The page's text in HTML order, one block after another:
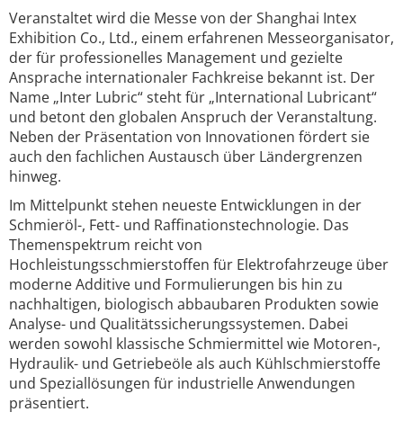
Veranstaltet wird die Messe von der Shanghai Intex
Exhibition Co., Ltd., einem erfahrenen Messeorganisator,
der für professionelles Management und gezielte
Ansprache internationaler Fachkreise bekannt ist. Der
Name „Inter Lubric“ steht für „International Lubricant“
und betont den globalen Anspruch der Veranstaltung.
Neben der Präsentation von Innovationen fördert sie
auch den fachlichen Austausch über Ländergrenzen
hinweg.
Im Mittelpunkt stehen neueste Entwicklungen in der
Schmieröl-, Fett- und Raffinationstechnologie. Das
Themenspektrum reicht von
Hochleistungsschmierstoffen für Elektrofahrzeuge über
moderne Additive und Formulierungen bis hin zu
nachhaltigen, biologisch abbaubaren Produkten sowie
Analyse- und Qualitätssicherungssystemen. Dabei
werden sowohl klassische Schmiermittel wie Motoren-,
Hydraulik- und Getriebeöle als auch Kühlschmierstoffe
und Speziallösungen für industrielle Anwendungen
präsentiert.